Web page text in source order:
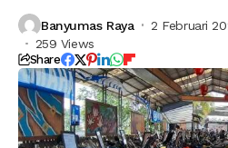
Banyumas Raya 2 Februari
259 Views
Share